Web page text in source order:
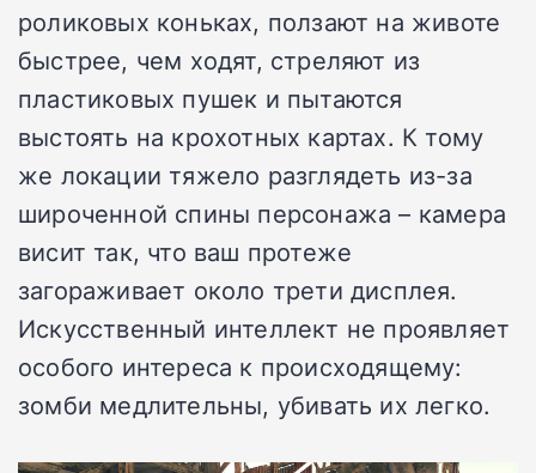
роликовых коньках, ползают на животе
быстрее, чем ходят, стреляют из
пластиковых пушек и пытаются
выстоять на крохотных картах. К тому
же локации тяжело разглядеть из-за
широченной спины персонажа – камера
висит так, что ваш протеже
загораживает около трети дисплея.
Искусственный интеллект не проявляет
особого интереса к происходящему:
зомби медлительны, убивать их легко.